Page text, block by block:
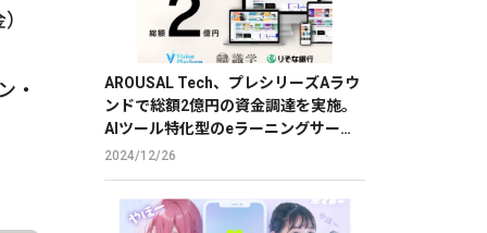
・
AROUSAL Tech、プレシリーズAラウ
ンドで総額2億円の資金調達を実施。
AIツール特化型のeラーニングサービ
スで、DXを推進。
2024/12/26